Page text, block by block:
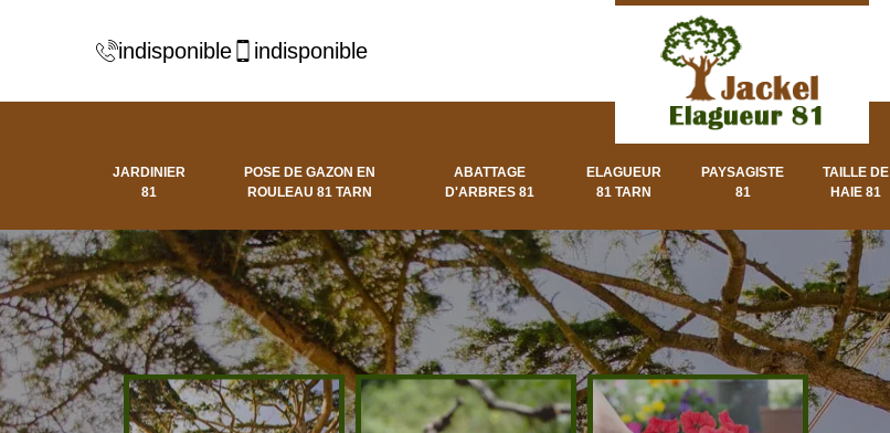
indisponible indisponible
JARDINIER
81
POSE DE GAZON EN
ROULEAU 81 TARN
ABATTAGE
D'ARBRES 81
ELAGUEUR
81 TARN
PAYSAGISTE
81
TAILLE DE
HAIE 81